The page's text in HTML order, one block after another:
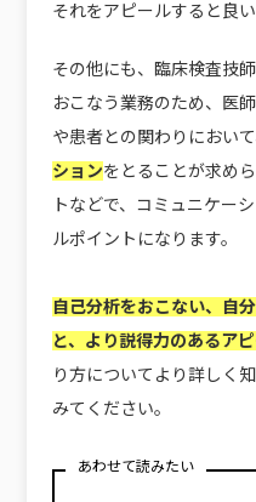
それをアピールすると良い
その他にも、臨床検査技
おこなう業務のため、医
や患者との関わりにおいて
ションをとることが求め
トなどで、コミュニケー
ルポイントになります。
自己分析をおこない、自
と、より説得力のあるア
り方についてより詳しく
みてください。
あわせて読みたい